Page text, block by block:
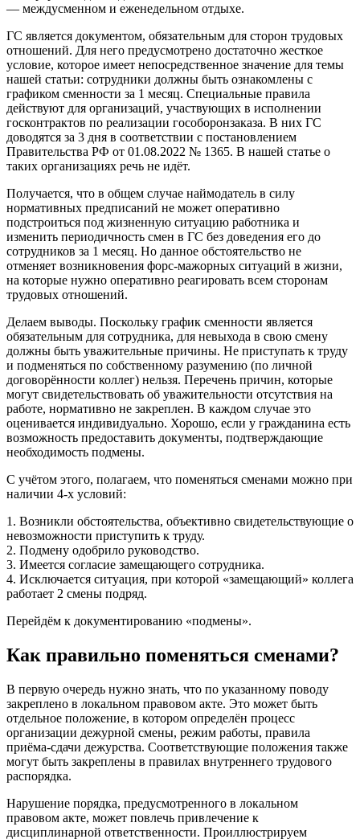
— междусменном и еженедельном отдыхе.
ГС является документом, обязательным для сторон трудовых
отношений. Для него предусмотрено достаточно жесткое
условие, которое имеет непосредственное значение для темы
нашей статьи: сотрудники должны быть ознакомлены с
графиком сменности за 1 месяц. Специальные правила
действуют для организаций, участвующих в исполнении
госконтрактов по реализации гособоронзаказа. В них ГС
доводятся за 3 дня в соответствии с постановлением
Правительства РФ от 01.08.2022 № 1365. В нашей статье о
таких организациях речь не идёт.
Получается, что в общем случае наймодатель в силу
нормативных предписаний не может оперативно
подстроиться под жизненную ситуацию работника и
изменить периодичность смен в ГС без доведения его до
сотрудников за 1 месяц. Но данное обстоятельство не
отменяет возникновения форс-мажорных ситуаций в жизни,
на которые нужно оперативно реагировать всем сторонам
трудовых отношений.
Делаем выводы. Поскольку график сменности является
обязательным для сотрудника, для невыхода в свою смену
должны быть уважительные причины. Не приступать к труду
и подменяться по собственному разумению (по личной
договорённости коллег) нельзя. Перечень причин, которые
могут свидетельствовать об уважительности отсутствия на
работе, нормативно не закреплен. В каждом случае это
оценивается индивидуально. Хорошо, если у гражданина есть
возможность предоставить документы, подтверждающие
необходимость подмены.
С учётом этого, полагаем, что поменяться сменами можно при
наличии 4-х условий:
1. Возникли обстоятельства, объективно свидетельствующие о
невозможности приступить к труду.
2. Подмену одобрило руководство.
3. Имеется согласие замещающего сотрудника.
4. Исключается ситуация, при которой «замещающий» коллега
работает 2 смены подряд.
Перейдём к документированию «подмены».
Как правильно поменяться сменами?
В первую очередь нужно знать, что по указанному поводу
закреплено в локальном правовом акте. Это может быть
отдельное положение, в котором определён процесс
организации дежурной смены, режим работы, правила
приёма-сдачи дежурства. Соответствующие положения также
могут быть закреплены в правилах внутреннего трудового
распорядка.
Нарушение порядка, предусмотренного в локальном
правовом акте, может повлечь привлечение к
дисциплинарной ответственности. Проиллюстрируем